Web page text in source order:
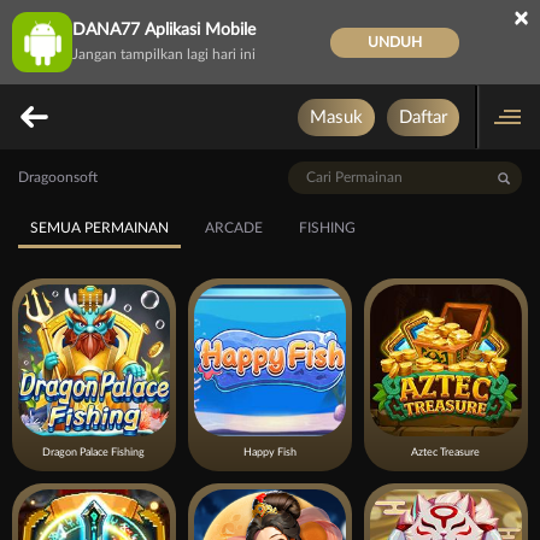
DANA77 Aplikasi Mobile
Jangan tampilkan lagi hari ini
UNDUH
×
Masuk Daftar
Dragoonsoft
SEMUA PERMAINAN ARCADE FISHING
Dragon Palace Fishing Happy Fish Aztec Treasure